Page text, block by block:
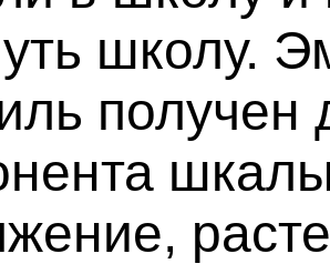
школу.
получен